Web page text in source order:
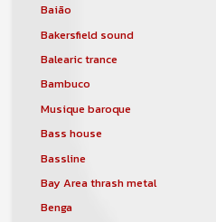
Baião
Bakersfield sound
Balearic trance
Bambuco
Musique baroque
Bass house
Bassline
Bay Area thrash metal
Benga